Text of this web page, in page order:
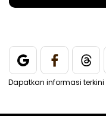
Dapatkan informasi